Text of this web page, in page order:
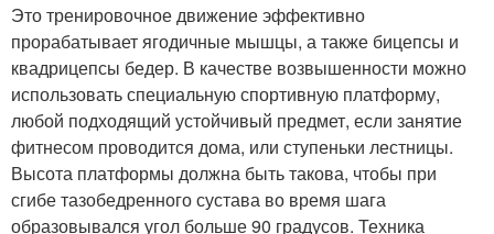
Это тренировочное движение эффективно
прорабатывает ягодичные мышцы, а также бицепсы и
квадрицепсы бедер. В качестве возвышенности можно
использовать специальную спортивную платформу,
любой подходящий устойчивый предмет, если занятие
фитнесом проводится дома, или ступеньки лестницы.
Высота платформы должна быть такова, чтобы при
сгибе тазобедренного сустава во время шага
образовывался угол больше 90 градусов. Техника